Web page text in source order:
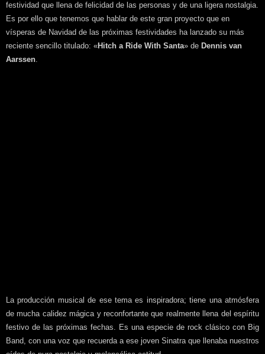
festividad que llena de felicidad de las personas y de una ligera nostalgia.
Es por ello que tenemos que hablar de este gran proyecto que en
vísperas de Navidad de las próximas festividades ha lanzado su más
reciente sencillo titulado: «Hitch a Ride With Santa» de Dennis van
Aarssen.
La producción musical de ese tema es inspiradora; tiene una atmósfera
de mucha calidez mágica y reconfortante que realmente llena del espíritu
festivo de las próximas fechas. Es una especie de rock clásico con Big
Band, con una voz que recuerda a ese joven Sinatra que llenaba nuestros